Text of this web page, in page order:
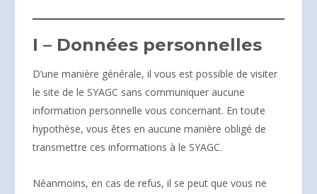
I – Données personnelles
D’une manière générale, il vous est possible de visiter
le site de le SYAGC sans communiquer aucune
information personnelle vous concernant. En toute
hypothèse, vous êtes en aucune manière obligé de
transmettre ces informations à le SYAGC.
Néanmoins, en cas de refus, il se peut que vous ne